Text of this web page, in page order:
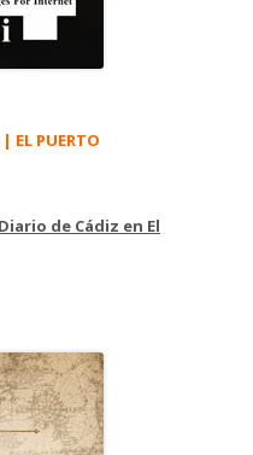
EL PUERTO
de Cádiz en El